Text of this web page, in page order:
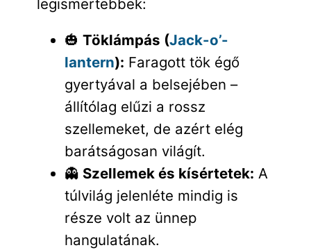
legismertebbek:
🎃 Töklámpás (Jack-o’-
lantern): Faragott tök égő
gyertyával a belsejében –
állítólag elűzi a rossz
szellemeket, de azért elég
barátságosan világít.
👻 Szellemek és kísértetek: A
túlvilág jelenléte mindig is
része volt az ünnep
hangulatának.